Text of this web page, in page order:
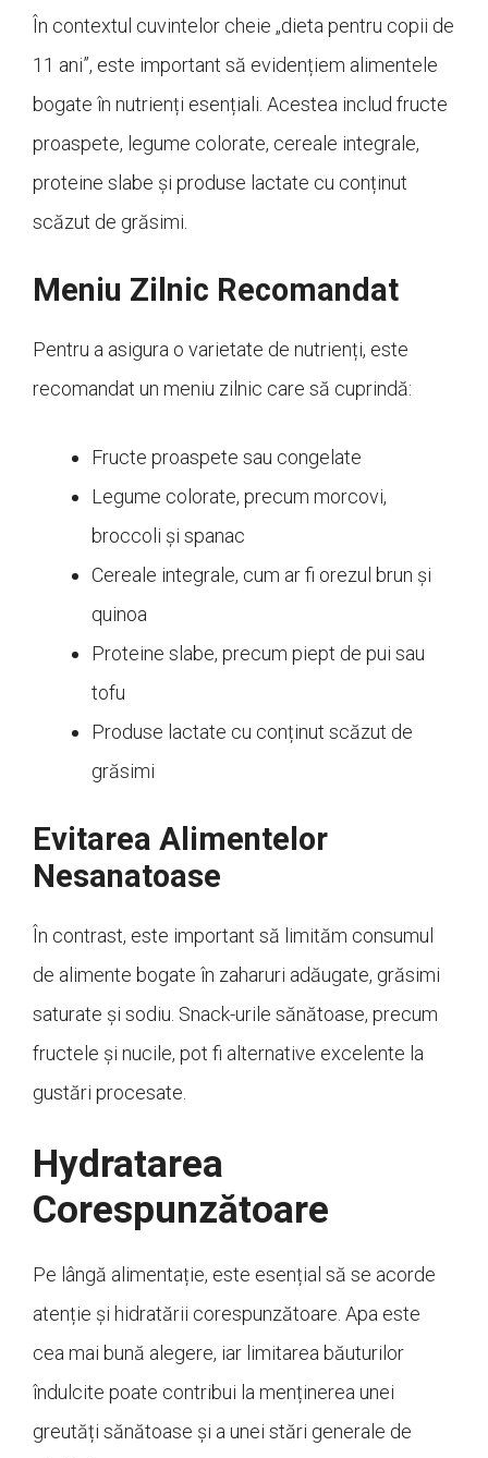
În contextul cuvintelor cheie „dieta pentru copii de
11 ani”, este important să evidențiem alimentele
bogate în nutrienți esențiali. Acestea includ fructe
proaspete, legume colorate, cereale integrale,
proteine slabe și produse lactate cu conținut
scăzut de grăsimi.
Meniu Zilnic Recomandat
Pentru a asigura o varietate de nutrienți, este
recomandat un meniu zilnic care să cuprindă:
Fructe proaspete sau congelate
Legume colorate, precum morcovi,
broccoli și spanac
Cereale integrale, cum ar fi orezul brun și
quinoa
Proteine slabe, precum piept de pui sau
tofu
Produse lactate cu conținut scăzut de
grăsimi
Evitarea Alimentelor
Nesanatoase
În contrast, este important să limităm consumul
de alimente bogate în zaharuri adăugate, grăsimi
saturate și sodiu. Snack-urile sănătoase, precum
fructele și nucile, pot fi alternative excelente la
gustări procesate.
Hydratarea
Corespunzătoare
Pe lângă alimentație, este esențial să se acorde
atenție și hidratării corespunzătoare. Apa este
cea mai bună alegere, iar limitarea băuturilor
îndulcite poate contribui la menținerea unei
greutăți sănătoase și a unei stări generale de